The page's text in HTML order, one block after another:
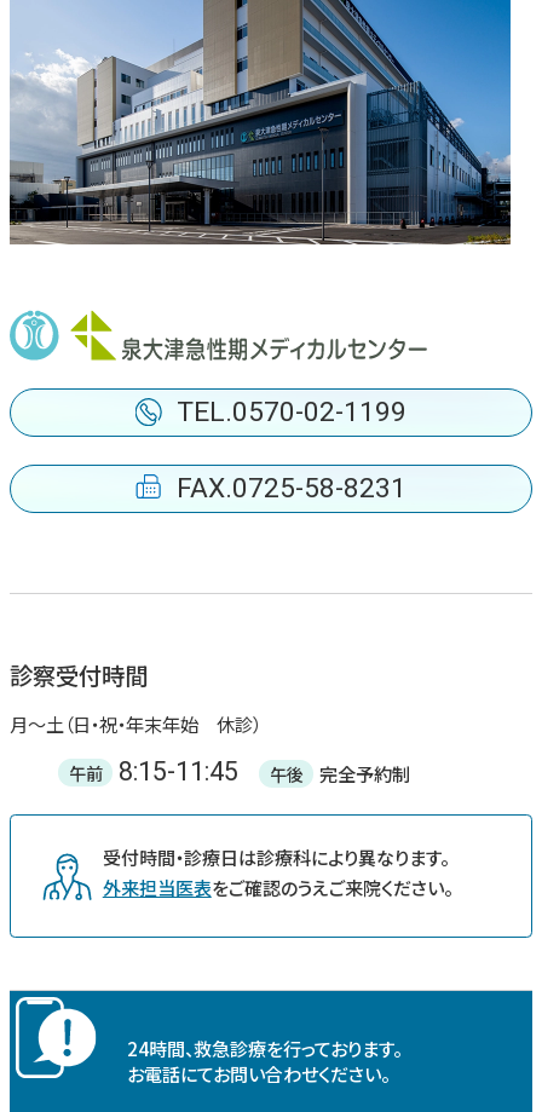
ヘルニアセンター
診察受付時間
月〜土（日・祝・年末年始 休診）
午前 8:15-11:45 午後 完全予約制
受付時間・診療日は診療科により異なります。
外来担当医表をご確認のうえご来院ください。
24時間、救急診療を行っております。
お電話にてお問い合わせください。
TEL.0570-02-1199
FAX.0725-58-8231